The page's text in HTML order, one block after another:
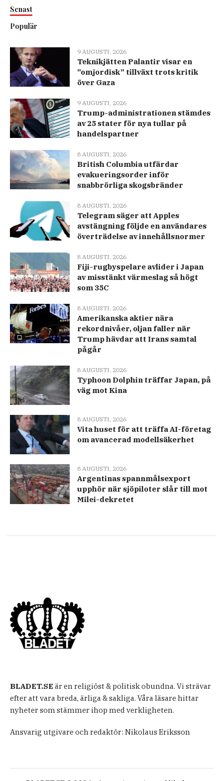
Senast
Populär
9 AUGUSTI, 2026
Teknikjätten Palantir visar en
”omjordisk” tillväxt trots kritik
över Gaza
9 AUGUSTI, 2026
Trump-administrationen stämdes
av 25 stater för nya tullar på
handelspartner
8 AUGUSTI, 2026
British Columbia utfärdar
evakueringsorder inför
snabbrörliga skogsbränder
8 AUGUSTI, 2026
Telegram säger att Apples
avstängning följde en användares
överträdelse av innehållsnormer
8 AUGUSTI, 2026
Fiji-rugbyspelare avlider i Japan
av misstänkt värmeslag så högt
som 35C
8 AUGUSTI, 2026
Amerikanska aktier nära
rekordnivåer, oljan faller när
Trump hävdar att Irans samtal
pågår
8 AUGUSTI, 2026
Typhoon Dolphin träffar Japan, på
väg mot Kina
8 AUGUSTI, 2026
Vita huset för att träffa AI-företag
om avancerad modellsäkerhet
8 AUGUSTI, 2026
Argentinas spannmålsexport
upphör när sjöpiloter slår till mot
Milei-dekretet
BLADET.SE är en religiöst & politisk obundna. Vi strävar
efter att vara breda, ärliga & sakliga. Våra läsare hittar
nyheter som stämmer ihop med verkligheten.
Ansvarig utgivare och redaktör: Nikolaus Eriksson